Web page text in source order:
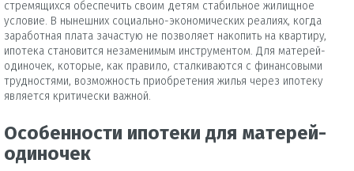
стремящихся обеспечить своим детям стабильное жилищное
условие. В нынешних социально-экономических реалиях, когда
заработная плата зачастую не позволяет накопить на квартиру,
ипотека становится незаменимым инструментом. Для матерей-
одиночек, которые, как правило, сталкиваются с финансовыми
трудностями, возможность приобретения жилья через ипотеку
является критически важной.
Особенности ипотеки для матерей-
одиночек